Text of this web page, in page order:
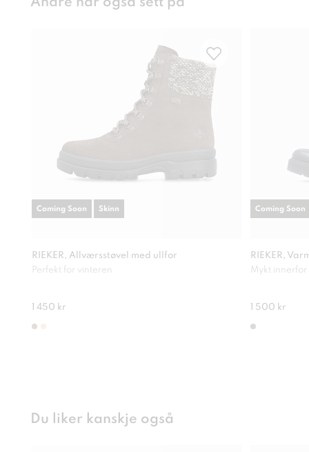
Andre har også sett på
RIEKER, Allværsstøvel med ullfor
Perfekt for vinteren
1 450 kr
Coming Soon Skinn
RIEKER,
Mykt innerfor
1 500 kr
Coming Soon
Du liker kanskje også